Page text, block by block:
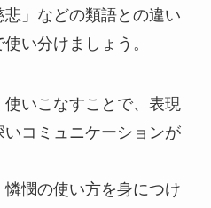
悲」などの類語との違い
い分けましょう。
いこなすことで、表現
コミュニケーションが
憫の使い方を身につけ